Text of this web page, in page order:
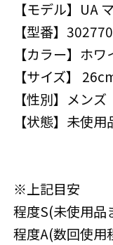
【モデル】UA
【型番】
【カラー】ホワ
【サイズ】
【性別】メンズ
【状態】未使用
※上記目安
程度S(未使用品
程度A(数回使用